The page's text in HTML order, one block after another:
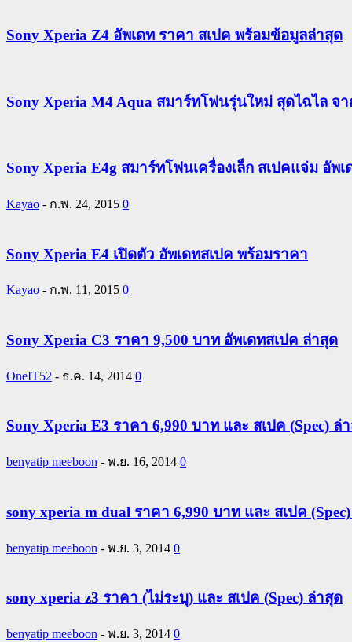
Sony Xperia Z4 อัพเดท ราคา สเปค พร้อมข้อมูลล่าสุด
Sony Xperia M4 Aqua สมาร์ทโฟนรุ่นใหม่ สุดไฉไล จ
Sony Xperia E4g สมาร์ทโฟนเครื่องเล็ก สเปคแจ่ม อัพ
Kayao - ก.พ. 24, 2015 0
Sony Xperia E4 เปิดตัว อัพเดทสเปค พร้อมราคา
Kayao - ก.พ. 11, 2015 0
Sony Xperia C3 ราคา 9,500 บาท อัพเดทสเปค ล่าสุด
OneIT52 - ธ.ค. 14, 2014 0
Sony Xperia E3 ราคา 6,990 บาท และ สเปค (Spec) ล่
benyatip meeboon - พ.ย. 16, 2014 0
sony xperia m dual ราคา 6,990 บาท และ สเปค
benyatip meeboon - พ.ย. 3, 2014 0
sony xperia z3 ราคา (ไม่ระบุ) และ สเปค (Spec) ล่าสุด
benyatip meeboon - พ.ย. 3, 2014 0